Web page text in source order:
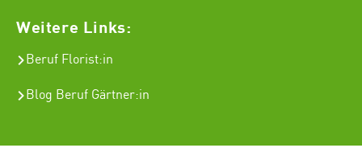
Weitere Links:
Beruf Florist:in
Blog Beruf Gärtner:in